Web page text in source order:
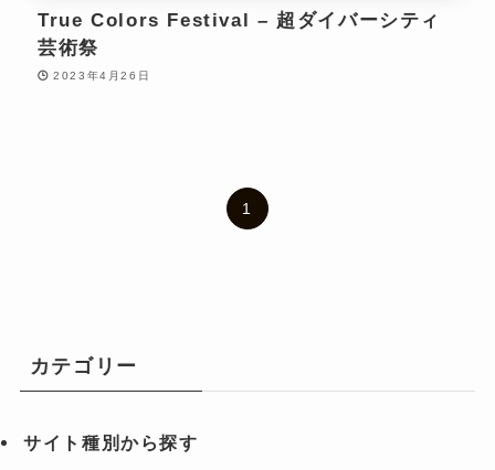
True Colors Festival – 超ダイバーシティ
芸術祭
2023年4月26日
1
カテゴリー
サイト種別から探す